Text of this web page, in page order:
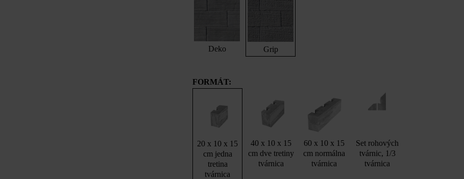
Deko Grip
FORMÁT:
20 x 10 x 15
cm jedna
tretina
tvárnica
40 x 10 x 15
cm dve tretiny
tvárnica
60 x 10 x 15
cm normálna
tvárnica
Set rohových
tvárnic, 1/3
tvárnica